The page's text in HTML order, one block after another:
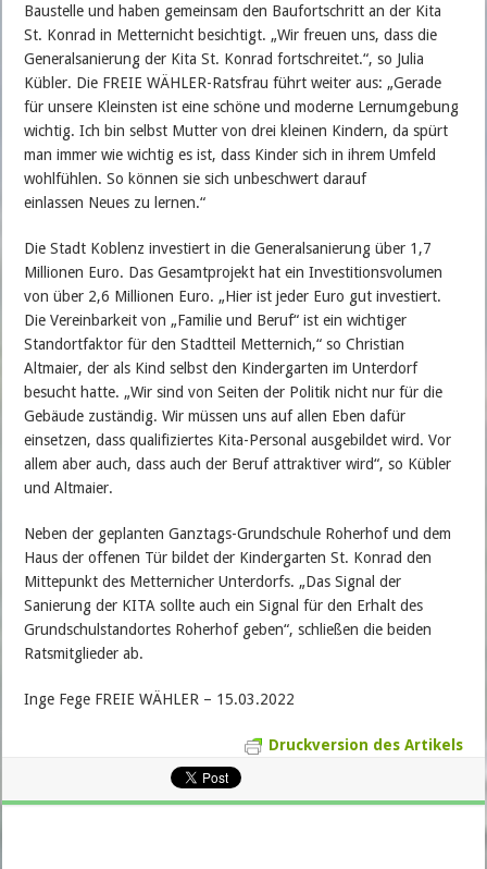
Baustelle und haben gemeinsam den Baufortschritt an der Kita
St. Konrad in Metternicht besichtigt. „Wir freuen uns, dass die
Generalsanierung der Kita St. Konrad fortschreitet.“, so Julia
Kübler. Die FREIE WÄHLER-Ratsfrau führt weiter aus: „Gerade
für unsere Kleinsten ist eine schöne und moderne Lernumgebung
wichtig. Ich bin selbst Mutter von drei kleinen Kindern, da spürt
man immer wie wichtig es ist, dass Kinder sich in ihrem Umfeld
wohlfühlen. So können sie sich unbeschwert darauf
einlassen Neues zu lernen.“
Die Stadt Koblenz investiert in die Generalsanierung über 1,7
Millionen Euro. Das Gesamtprojekt hat ein Investitionsvolumen
von über 2,6 Millionen Euro. „Hier ist jeder Euro gut investiert.
Die Vereinbarkeit von „Familie und Beruf“ ist ein wichtiger
Standortfaktor für den Stadtteil Metternich,“ so Christian
Altmaier, der als Kind selbst den Kindergarten im Unterdorf
besucht hatte. „Wir sind von Seiten der Politik nicht nur für die
Gebäude zuständig. Wir müssen uns auf allen Eben dafür
einsetzen, dass qualifiziertes Kita-Personal ausgebildet wird. Vor
allem aber auch, dass auch der Beruf attraktiver wird“, so Kübler
und Altmaier.
Neben der geplanten Ganztags-Grundschule Roherhof und dem
Haus der offenen Tür bildet der Kindergarten St. Konrad den
Mittepunkt des Metternicher Unterdorfs. „Das Signal der
Sanierung der KITA sollte auch ein Signal für den Erhalt des
Grundschulstandortes Roherhof geben“, schließen die beiden
Ratsmitglieder ab.
Inge Fege FREIE WÄHLER – 15.03.2022
Druckversion des Artikels